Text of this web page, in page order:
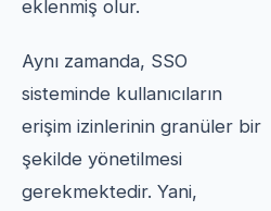
eklenmiş olur.
Aynı zamanda, SSO
sisteminde kullanıcıların
erişim izinlerinin granüler bir
şekilde yönetilmesi
gerekmektedir. Yani,